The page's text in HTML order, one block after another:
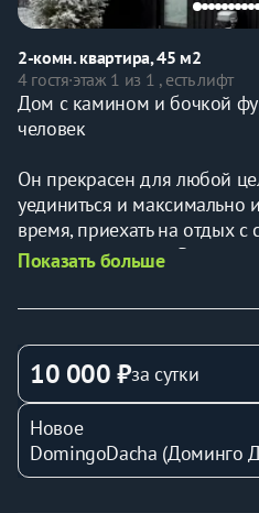
2-комн. квартира, 45 м2
4 гостя·этаж 1 из 1 , есть лифт
Дом с камином и бочкой
человек
Он прекрасен для любой
уединиться и максимально
время, приехать на отдых с
компанию друзей.
есть все для комфортного
Возможно размещение до
отдельная спальня с
просторной гостиной
По запросу установим
У вас будет полностью
Показать больше
10 000 ₽за сутки
Новое
DomingoDacha (Доминго